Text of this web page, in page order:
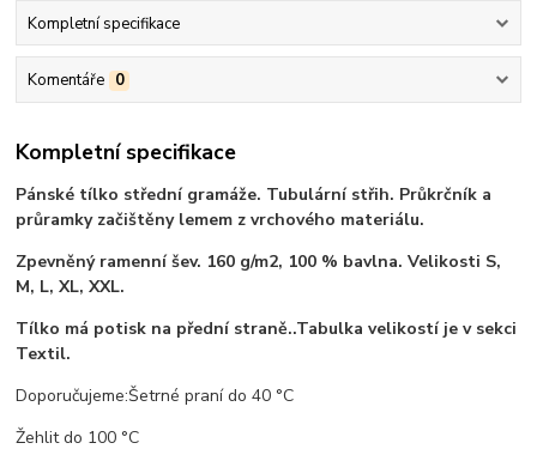
Kompletní specifikace
Komentáře 0
Kompletní specifikace
Pánské tílko střední gramáže. Tubulární střih. Průkrčník a
průramky začištěny lemem z vrchového materiálu.
Zpevněný ramenní šev. 160 g/m2, 100 % bavlna. Velikosti S,
M, L, XL, XXL.
Tílko má potisk na přední straně..Tabulka velikostí je v sekci
Textil.
Doporučujeme:Šetrné praní do 40 °C
Žehlit do 100 °C